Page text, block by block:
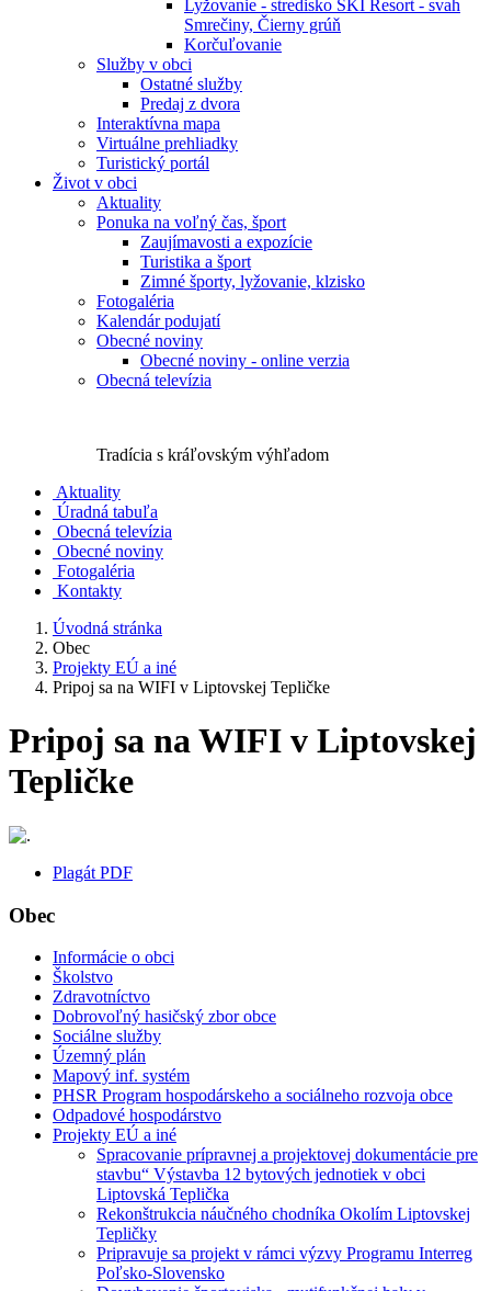
Lyžovanie - stredisko SKI Resort - svah
Smrečiny, Čierny grúň
Korčuľovanie
Služby v obci
Ostatné služby
Predaj z dvora
Interaktívna mapa
Virtuálne prehliadky
Turistický portál
Život v obci
Aktuality
Ponuka na voľný čas, šport
Zaujímavosti a expozície
Turistika a šport
Zimné športy, lyžovanie, klzisko
Fotogaléria
Kalendár podujatí
Obecné noviny
Obecné noviny - online verzia
Obecná televízia
Tradícia s kráľovským výhľadom
Aktuality
Úradná tabuľa
Obecná televízia
Obecné noviny
Fotogaléria
Kontakty
Úvodná stránka
Obec
Projekty EÚ a iné
Pripoj sa na WIFI v Liptovskej Tepličke
Pripoj sa na WIFI v Liptovskej
Tepličke
Plagát PDF
Obec
Informácie o obci
Školstvo
Zdravotníctvo
Dobrovoľný hasičský zbor obce
Sociálne služby
Územný plán
Mapový inf. systém
PHSR Program hospodárskeho a sociálneho rozvoja obce
Odpadové hospodárstvo
Projekty EÚ a iné
Spracovanie prípravnej a projektovej dokumentácie pre
stavbu“ Výstavba 12 bytových jednotiek v obci
Liptovská Teplička
Rekonštrukcia náučného chodníka Okolím Liptovskej
Tepličky
Pripravuje sa projekt v rámci výzvy Programu Interreg
Poľsko-Slovensko